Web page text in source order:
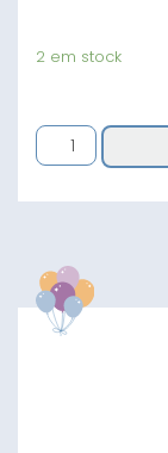
2 em stock
Quantidade
de
Nº
26"
66cm